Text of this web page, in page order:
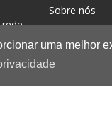
uma melhor
Sobre nós